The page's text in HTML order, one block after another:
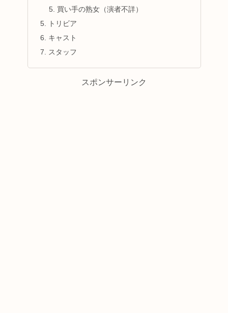
買い手の熟女（演者不詳）
トリビア
キャスト
スタッフ
スポンサーリンク